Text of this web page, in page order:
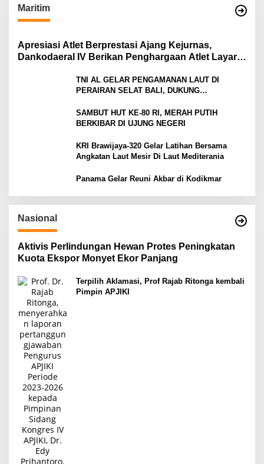
Maritim
Apresiasi Atlet Berprestasi Ajang Kejurnas,
Dankodaeral IV Berikan Penghargaan Atlet Layar
TNI AL GELAR PENGAMANAN LAUT DI
PERAIRAN SELAT BALI, DUKUNG
SAMBUT HUT KE-80 RI, MERAH PUTIH
BERKIBAR DI UJUNG NEGERI
KRI Brawijaya-320 Gelar Latihan Bersama
Angkatan Laut Mesir Di Laut Mediterania
Panama Gelar Reuni Akbar di Kodikmar
Nasional
Aktivis Perlindungan Hewan Protes Peningkatan
Kuota Ekspor Monyet Ekor Panjang
Terpilih Aklamasi, Prof Rajab Ritonga kembali
Pimpin APJIKI